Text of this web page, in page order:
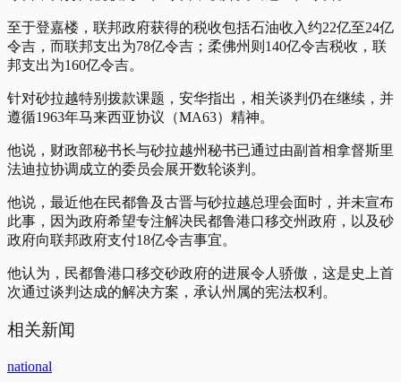
至于登嘉楼，联邦政府获得的税收包括石油收入约22亿至24亿
令吉，而联邦支出为78亿令吉；柔佛州则140亿令吉税收，联
邦支出为160亿令吉。
针对砂拉越特别拨款课题，安华指出，相关谈判仍在继续，并
遵循1963年马来西亚协议（MA63）精神。
他说，财政部秘书长与砂拉越州秘书已通过由副首相拿督斯里
法迪拉协调成立的委员会展开数轮谈判。
他说，最近他在民都鲁及古晋与砂拉越总理会面时，并未宣布
此事，因为政府希望专注解决民都鲁港口移交州政府，以及砂
政府向联邦政府支付18亿令吉事宜。
他认为，民都鲁港口移交砂政府的进展令人骄傲，这是史上首
次通过谈判达成的解决方案，承认州属的宪法权利。
相关新闻
national